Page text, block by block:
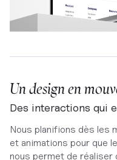
Un design en
Des interactions qui
Nous planifions dès les
et animations pour que
nous permet de